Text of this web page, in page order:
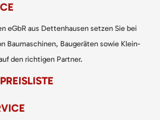
eGbR aus Dettenhausen setzen Sie bei
Baumaschinen, Baugeräten sowie Klein-
den richtigen Partner.